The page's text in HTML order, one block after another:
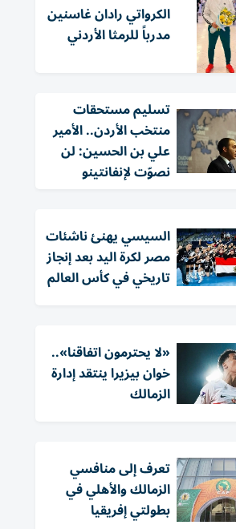
الكرواتي رادان غاسنين
مدرباً للرمثا الأردني
تسليم مستحقات
منتخب الأردن.. الأمير
علي بن الحسين: لن
نصوّت لإنفانتينو
السيسي يهنئ ناشئات
مصر لكرة اليد بعد إنجاز
تاريخي في كأس العالم
«لا يحترمون اتفاقنا»..
خوان بيزيرا ينتقد إدارة
الزمالك
تعرف إلى منافسي
الزمالك والأهلي في
بطولتي إفريقيا